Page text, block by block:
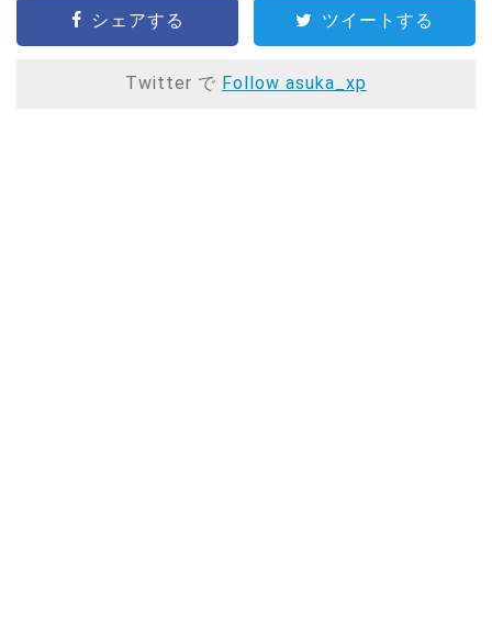
シェアする ツイートする
Twitter で Follow asuka_xp